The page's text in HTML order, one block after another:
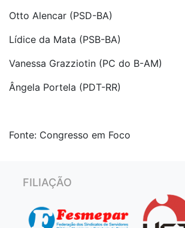
Otto Alencar (PSD-BA)
Lídice da Mata (PSB-BA)
Vanessa Grazziotin (PC do B-AM)
Ângela Portela (PDT-RR)
Fonte: Congresso em Foco
FILIAÇÃO